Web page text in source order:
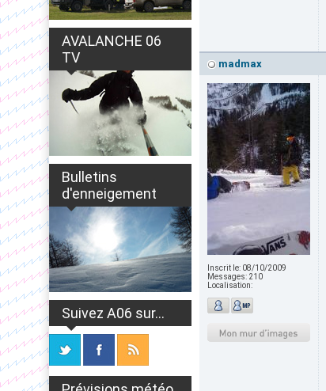
AVALANCHE 06
TV
Bulletins
d'enneigement
Suivez A06 sur...
madmax
Inscrit le: 08/10/2009
Messages: 210
Localisation: